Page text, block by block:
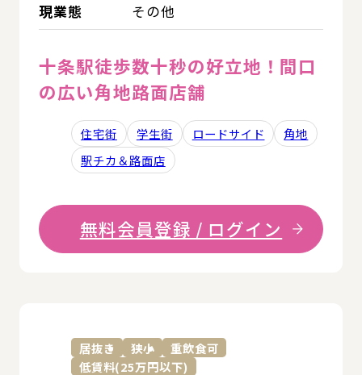
現業態
その他
十条駅徒歩数十秒の好立地！間口
の広い角地路面店舗
住宅街 学生街 ロードサイド
角地
駅チカ＆路面店
無料会員登録 / ログイン
居抜き 狭小
重飲食可
低賃料(25万円以下)